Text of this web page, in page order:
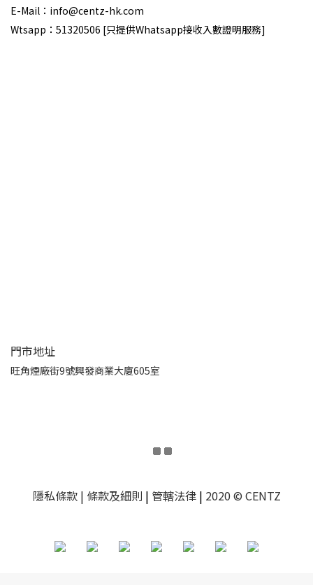
E-Mail：info@centz-hk.com
Wtsapp：51320506 [只提供Whatsapp接收入數證明服務]
門市地址
旺角煙廠街9號興發商業大廈605室
隱私條款| 條款及細則 | 管轄法律| 2020 © CENTZ